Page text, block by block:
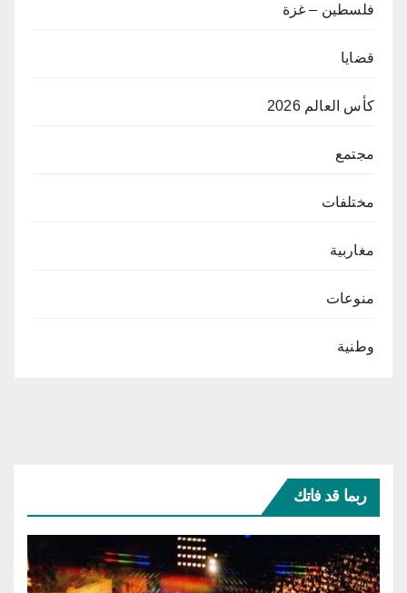
فلسطين – غزة
قضايا
كأس العالم 2026
مجتمع
مختلفات
مغاربية
منوعات
وطنية
ربما قد فاتك